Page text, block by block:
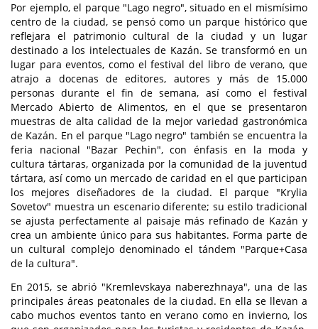
Por ejemplo, el parque "Lago negro", situado en el mismísimo
centro de la ciudad, se pensó como un parque histórico que
reflejara el patrimonio cultural de la ciudad y un lugar
destinado a los intelectuales de Kazán. Se transformó en un
lugar para eventos, como el festival del libro de verano, que
atrajo a docenas de editores, autores y más de 15.000
personas durante el fin de semana, así como el festival
Mercado Abierto de Alimentos, en el que se presentaron
muestras de alta calidad de la mejor variedad gastronómica
de Kazán. En el parque "Lago negro" también se encuentra la
feria nacional "Bazar Pechin", con énfasis en la moda y
cultura tártaras, organizada por la comunidad de la juventud
tártara, así como un mercado de caridad en el que participan
los mejores diseñadores de la ciudad. El parque "Krylia
Sovetov" muestra un escenario diferente; su estilo tradicional
se ajusta perfectamente al paisaje más refinado de Kazán y
crea un ambiente único para sus habitantes. Forma parte de
un cultural complejo denominado el tándem "Parque+Casa
de la cultura".
En 2015, se abrió "Kremlevskaya naberezhnaya", una de las
principales áreas peatonales de la ciudad. En ella se llevan a
cabo muchos eventos tanto en verano como en invierno, los